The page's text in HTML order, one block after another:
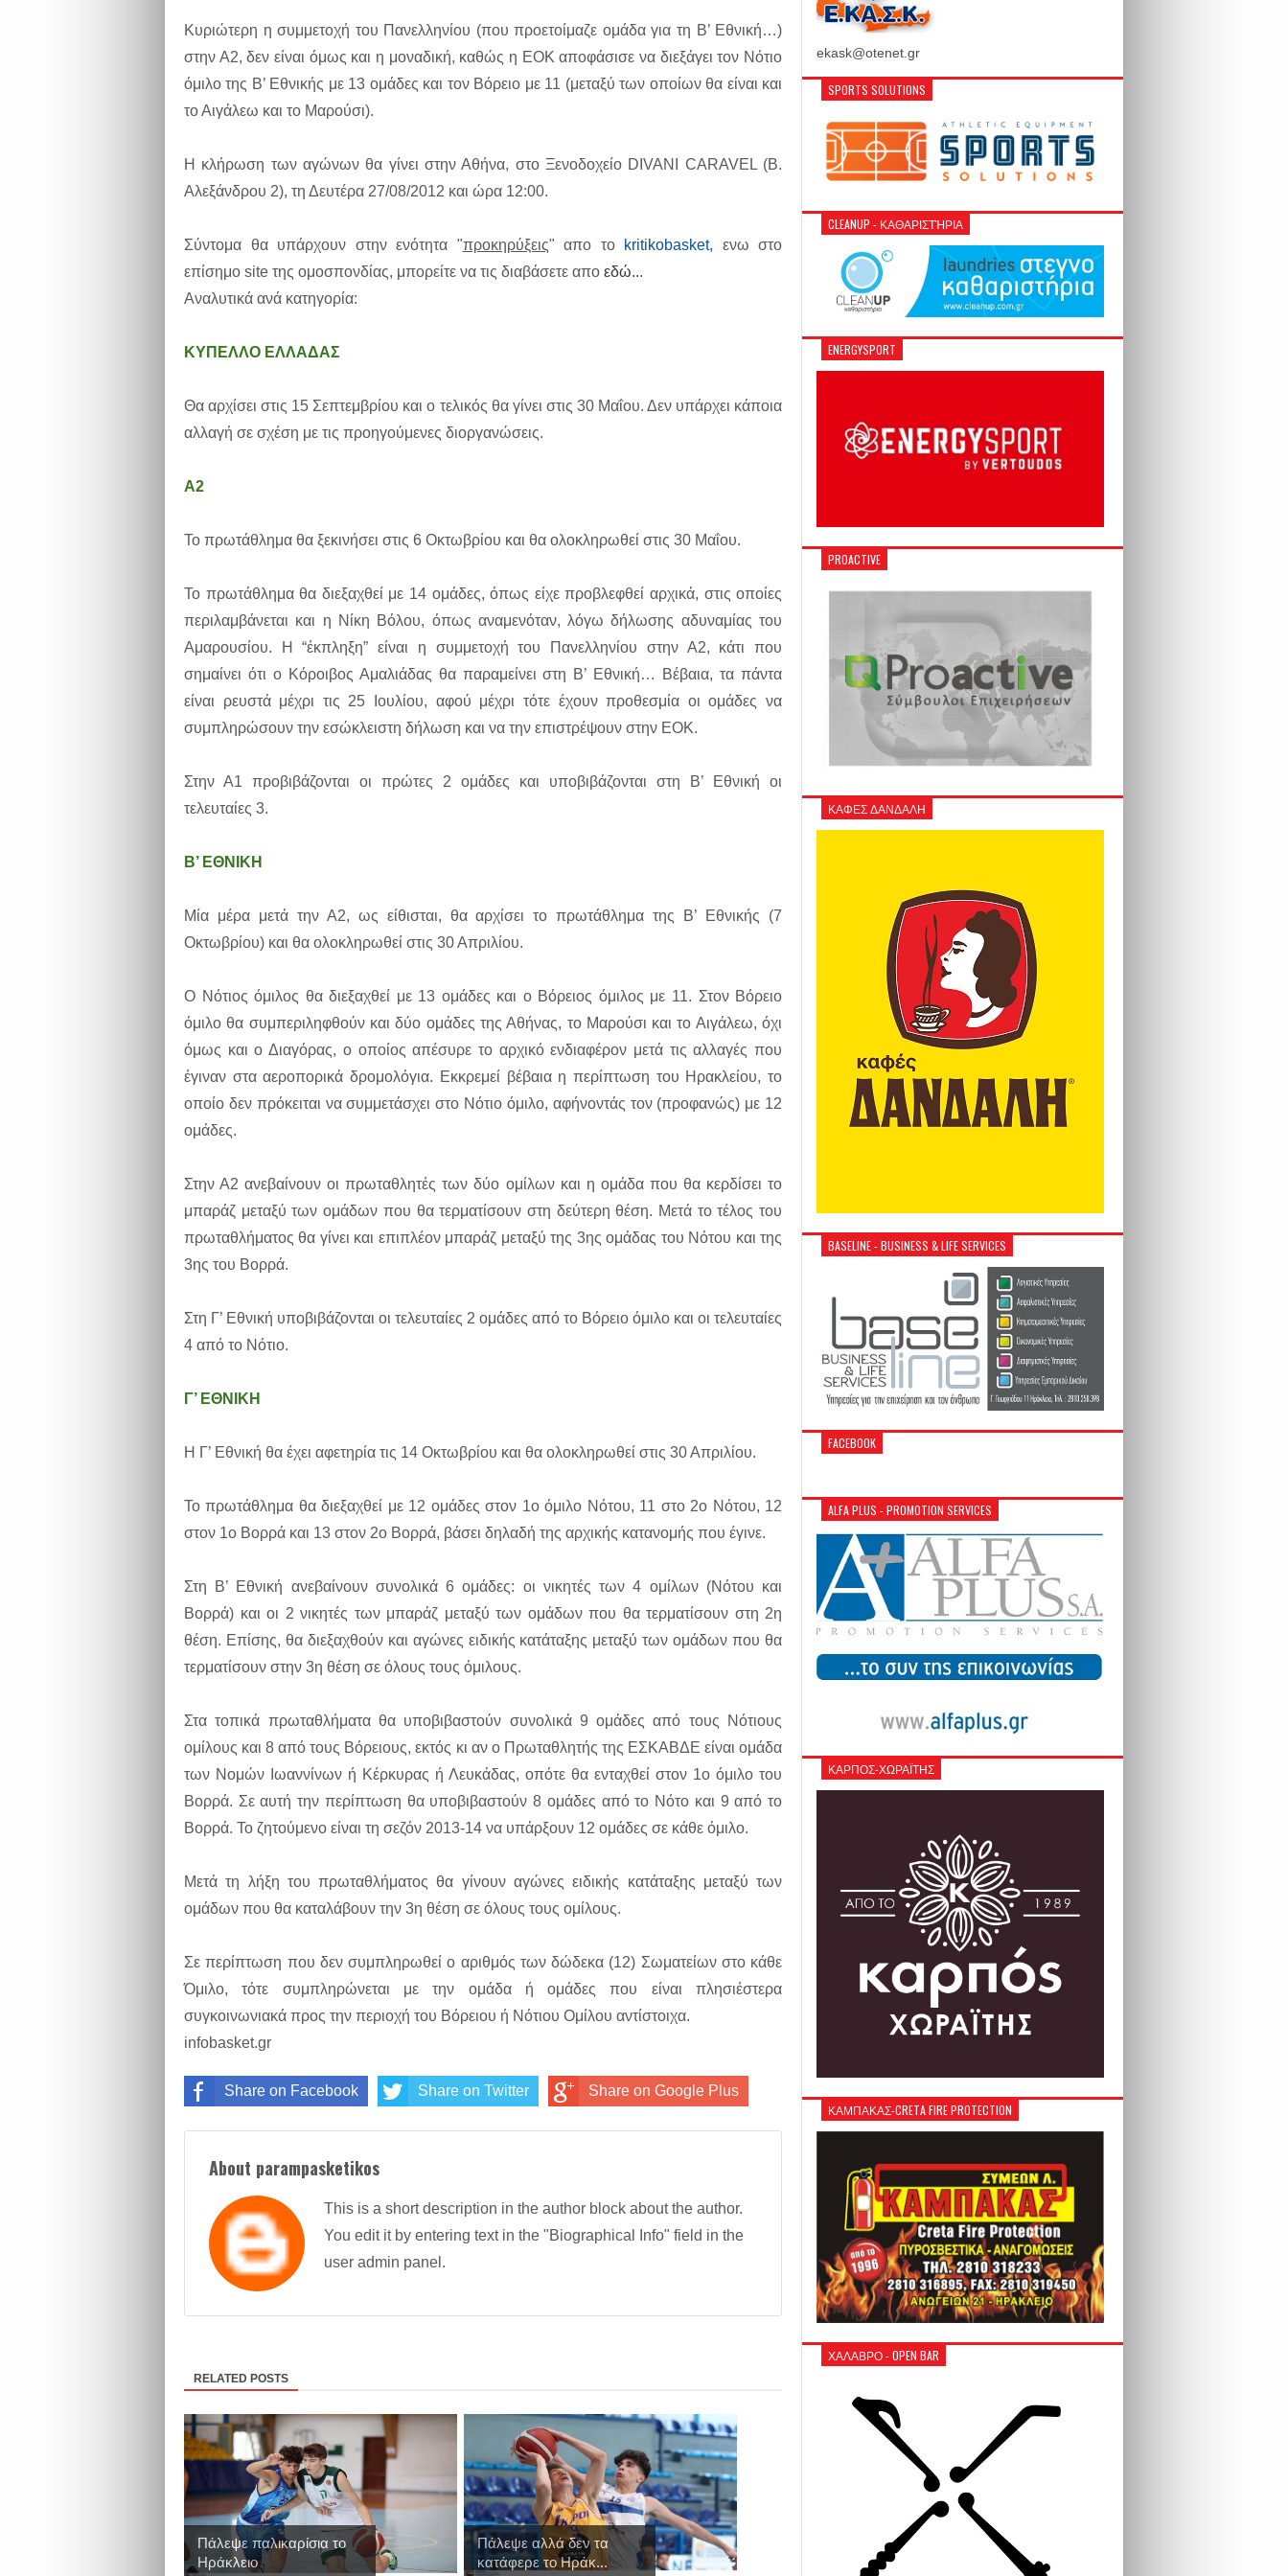
Κυριώτερη η συμμετοχή του Πανελληνίου (που προετοίμαζε ομάδα για τη Β’ Εθνική…)
στην Α2, δεν είναι όμως και η μοναδική, καθώς η ΕΟΚ αποφάσισε να διεξάγει τον Νότιο
όμιλο της Β’ Εθνικής με 13 ομάδες και τον Βόρειο με 11 (μεταξύ των οποίων θα είναι και
το Αιγάλεω και το Μαρούσι).
Η κλήρωση των αγώνων θα γίνει στην Αθήνα, στο Ξενοδοχείο DIVANI CARAVEL (Β.
Αλεξάνδρου 2), τη Δευτέρα 27/08/2012 και ώρα 12:00.
Σύντομα θα υπάρχουν στην ενότητα "προκηρύξεις" απο το kritikobasket, ενω στο
επίσημο site της ομοσπονδίας, μπορείτε να τις διαβάσετε απο εδώ...
Αναλυτικά ανά κατηγορία:
ΚΥΠΕΛΛΟ ΕΛΛΑΔΑΣ
Θα αρχίσει στις 15 Σεπτεμβρίου και ο τελικός θα γίνει στις 30 Μαΐου. Δεν υπάρχει κάποια
αλλαγή σε σχέση με τις προηγούμενες διοργανώσεις.
Α2
Το πρωτάθλημα θα ξεκινήσει στις 6 Οκτωβρίου και θα ολοκληρωθεί στις 30 Μαΐου.
Το πρωτάθλημα θα διεξαχθεί με 14 ομάδες, όπως είχε προβλεφθεί αρχικά, στις οποίες
περιλαμβάνεται και η Νίκη Βόλου, όπως αναμενόταν, λόγω δήλωσης αδυναμίας του
Αμαρουσίου. Η “έκπληξη” είναι η συμμετοχή του Πανελληνίου στην Α2, κάτι που
σημαίνει ότι ο Κόροιβος Αμαλιάδας θα παραμείνει στη Β’ Εθνική… Βέβαια, τα πάντα
είναι ρευστά μέχρι τις 25 Ιουλίου, αφού μέχρι τότε έχουν προθεσμία οι ομάδες να
συμπληρώσουν την εσώκλειστη δήλωση και να την επιστρέψουν στην ΕΟΚ.
Στην Α1 προβιβάζονται οι πρώτες 2 ομάδες και υποβιβάζονται στη Β’ Εθνική οι
τελευταίες 3.
Β’ ΕΘΝΙΚΗ
Μία μέρα μετά την Α2, ως είθισται, θα αρχίσει το πρωτάθλημα της Β’ Εθνικής (7
Οκτωβρίου) και θα ολοκληρωθεί στις 30 Απριλίου.
Ο Νότιος όμιλος θα διεξαχθεί με 13 ομάδες και ο Βόρειος όμιλος με 11. Στον Βόρειο
όμιλο θα συμπεριληφθούν και δύο ομάδες της Αθήνας, το Μαρούσι και το Αιγάλεω, όχι
όμως και ο Διαγόρας, ο οποίος απέσυρε το αρχικό ενδιαφέρον μετά τις αλλαγές που
έγιναν στα αεροπορικά δρομολόγια. Εκκρεμεί βέβαια η περίπτωση του Ηρακλείου, το
οποίο δεν πρόκειται να συμμετάσχει στο Νότιο όμιλο, αφήνοντάς τον (προφανώς) με 12
ομάδες.
Στην Α2 ανεβαίνουν οι πρωταθλητές των δύο ομίλων και η ομάδα που θα κερδίσει το
μπαράζ μεταξύ των ομάδων που θα τερματίσουν στη δεύτερη θέση. Μετά το τέλος του
πρωταθλήματος θα γίνει και επιπλέον μπαράζ μεταξύ της 3ης ομάδας του Νότου και της
3ης του Βορρά.
Στη Γ’ Εθνική υποβιβάζονται οι τελευταίες 2 ομάδες από το Βόρειο όμιλο και οι τελευταίες
4 από το Νότιο.
Γ’ ΕΘΝΙΚΗ
Η Γ’ Εθνική θα έχει αφετηρία τις 14 Οκτωβρίου και θα ολοκληρωθεί στις 30 Απριλίου.
Το πρωτάθλημα θα διεξαχθεί με 12 ομάδες στον 1ο όμιλο Νότου, 11 στο 2ο Νότου, 12
στον 1ο Βορρά και 13 στον 2ο Βορρά, βάσει δηλαδή της αρχικής κατανομής που έγινε.
Στη Β’ Εθνική ανεβαίνουν συνολικά 6 ομάδες: οι νικητές των 4 ομίλων (Νότου και
Βορρά) και οι 2 νικητές των μπαράζ μεταξύ των ομάδων που θα τερματίσουν στη 2η
θέση. Επίσης, θα διεξαχθούν και αγώνες ειδικής κατάταξης μεταξύ των ομάδων που θα
τερματίσουν στην 3η θέση σε όλους τους όμιλους.
Στα τοπικά πρωταθλήματα θα υποβιβαστούν συνολικά 9 ομάδες από τους Νότιους
ομίλους και 8 από τους Βόρειους, εκτός κι αν ο Πρωταθλητής της ΕΣΚΑΒΔΕ είναι ομάδα
των Νομών Ιωαννίνων ή Κέρκυρας ή Λευκάδας, οπότε θα ενταχθεί στον 1ο όμιλο του
Βορρά. Σε αυτή την περίπτωση θα υποβιβαστούν 8 ομάδες από το Νότο και 9 από το
Βορρά. Το ζητούμενο είναι τη σεζόν 2013-14 να υπάρξουν 12 ομάδες σε κάθε όμιλο.
Μετά τη λήξη του πρωταθλήματος θα γίνουν αγώνες ειδικής κατάταξης μεταξύ των
ομάδων που θα καταλάβουν την 3η θέση σε όλους τους ομίλους.
Σε περίπτωση που δεν συμπληρωθεί ο αριθμός των δώδεκα (12) Σωματείων στο κάθε
Όμιλο, τότε συμπληρώνεται με την ομάδα ή ομάδες που είναι πλησιέστερα
συγκοινωνιακά προς την περιοχή του Βόρειου ή Νότιου Ομίλου αντίστοιχα.
infobasket.gr
Share on Facebook Share on Twitter Share on Google Plus
About parampasketikos
This is a short description in the author block about the author.
You edit it by entering text in the "Biographical Info" field in the
user admin panel.
RELATED POSTS
Πάλεψε παλικαρίσια το
Ηράκλειο
Πάλεψε αλλά δεν τα
κατάφερε το Ηράκ...
ekask@otenet.gr
SPORTS SOLUTIONS
CLEANUP - ΚΑΘΑΡΙΣΤΉΡΙΑ
ENERGYSPORT
PROACTIVE
ΚΑΦΕΣ ΔΑΝΔΑΛΗ
BASELINE - BUSINESS & LIFE SERVICES
FACEBOOK
ALFA PLUS - PROMOTION SERVICES
ΚΑΡΠΟΣ-ΧΩΡΑΪΤΗΣ
ΚΑΜΠΑΚΑΣ-CRETA FIRE PROTECTION
ΧΑΛΑΒΡΟ - OPEN BAR